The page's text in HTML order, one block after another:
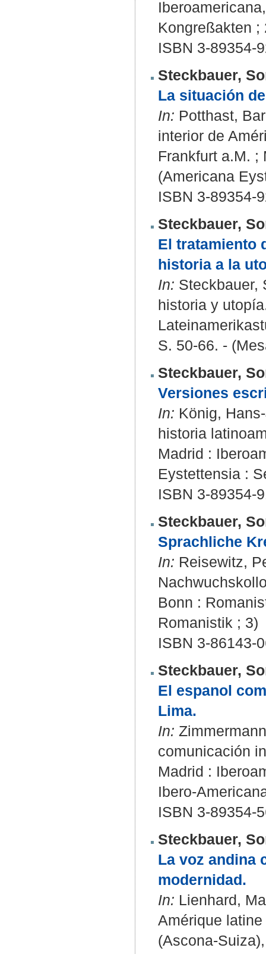
Kongreßakten ;
ISBN 3-89354-
Steckbauer,
La situación
In: Potthast,
interior de
Frankfurt a.M. ;
(Americana
ISBN 3-89354-
Steckbauer,
El tratamiento
historia a la
In: Steckbauer,
historia y
S. 50-66. -
Steckbauer,
Versiones
In: König,
historia
Madrid :
Eystettensia :
ISBN 3-89354-
Steckbauer,
Sprachliche
In: Reisewitz,
Bonn :
Romanistik ; 3)
ISBN 3-86143-
Steckbauer,
El espanol
Lima.
In:
comunicación
Madrid :
Ibero-
ISBN 3-89354-
Steckbauer,
La voz andina
modernidad.
In: Lienhard,
Amérique
(Ascona-